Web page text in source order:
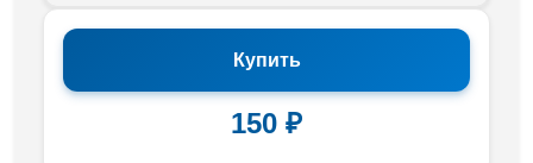
Купить
150 ₽